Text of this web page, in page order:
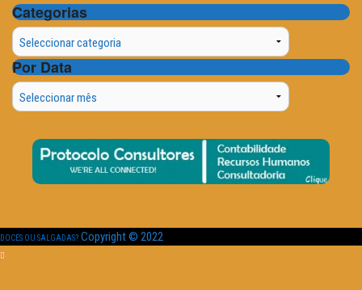
Categorias
Categorias
Por Data
Por
Data
DOCES OU SALGADAS? Copyright © 2022